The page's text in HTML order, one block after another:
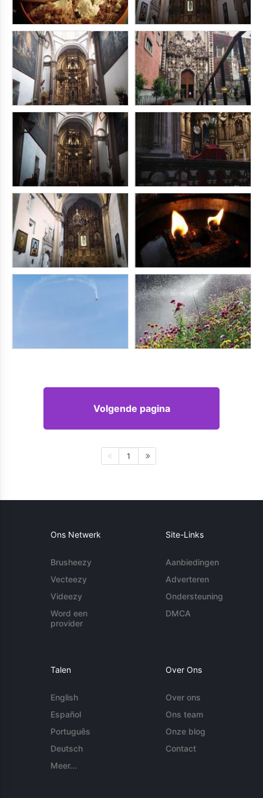
Volgende pagina
1
Ons Netwerk
Brusheezy
Vecteezy
Videezy
Word een
provider
Site-Links
Aanbiedingen
Adverteren
Ondersteuning
DMCA
Talen
English
Español
Português
Deutsch
Meer...
Over Ons
Over ons
Ons team
Onze blog
Contact